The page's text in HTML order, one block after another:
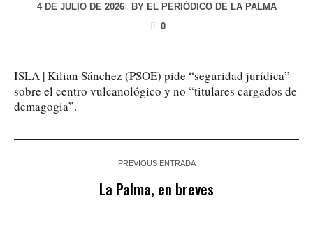
4 DE JULIO DE 2026 BY EL PERIÓDICO DE LA PALMA
0
ISLA | Kilian Sánchez (PSOE) pide “seguridad jurídica”
sobre el centro vulcanológico y no “titulares cargados de
demagogia”.
PREVIOUS ENTRADA
La Palma, en breves